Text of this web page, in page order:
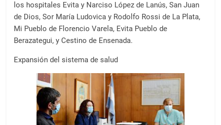
los hospitales Evita y Narciso López de Lanús, San Juan
de Dios, Sor María Ludovica y Rodolfo Rossi de La Plata,
Mi Pueblo de Florencio Varela, Evita Pueblo de
Berazategui, y Cestino de Ensenada.
Expansión del sistema de salud